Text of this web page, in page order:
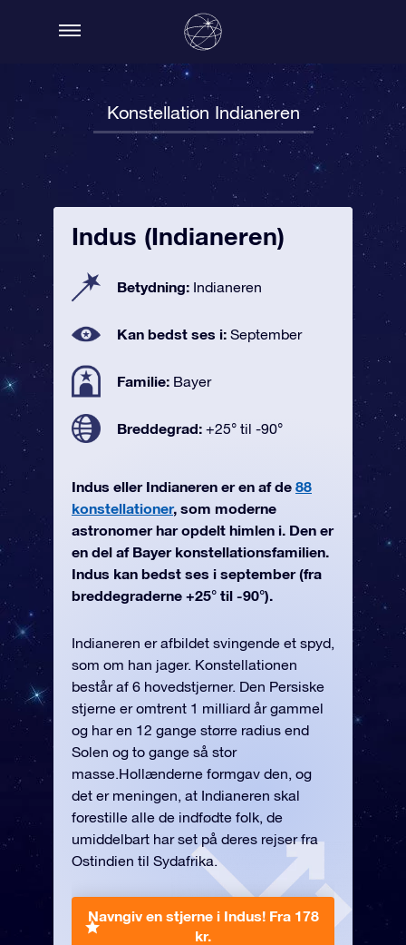
Konstellation Indianeren
Indus (Indianeren)
Betydning: Indianeren
Kan bedst ses i: September
Familie: Bayer
Breddegrad: +25° til -90°
Indus eller Indianeren er en af de 88
konstellationer, som moderne
astronomer har opdelt himlen i. Den er
en del af Bayer konstellationsfamilien.
Indus kan bedst ses i september (fra
breddegraderne +25° til -90°).
Indianeren er afbildet svingende et spyd,
som om han jager. Konstellationen
består af 6 hovedstjerner. Den Persiske
stjerne er omtrent 1 milliard år gammel
og har en 12 gange større radius end
Solen og to gange så stor
masse.Hollænderne formgav den, og
det er meningen, at Indianeren skal
forestille alle de indfødte folk, de
umiddelbart har set på deres rejser fra
Ostindien til Sydafrika.
Navngiv en stjerne i Indus! Fra 178
kr.